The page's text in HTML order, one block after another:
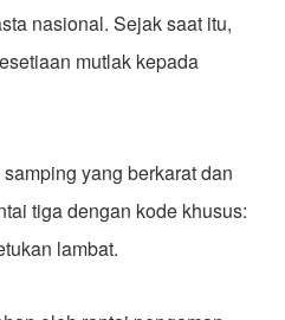
nasional. Sejak saat itu,
mutlak kepada
yang berkarat dan
tiga dengan kode khusus:
lambat.